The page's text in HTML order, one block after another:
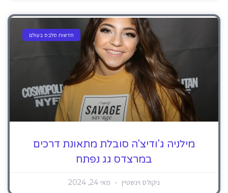
חדשות סלבס בעולם
מילניה ג'ודיצ'ה סובלת מתאונת דרכים
במרצדס גג נפתח
ניקולס וינשטיין מאי 24, 2024